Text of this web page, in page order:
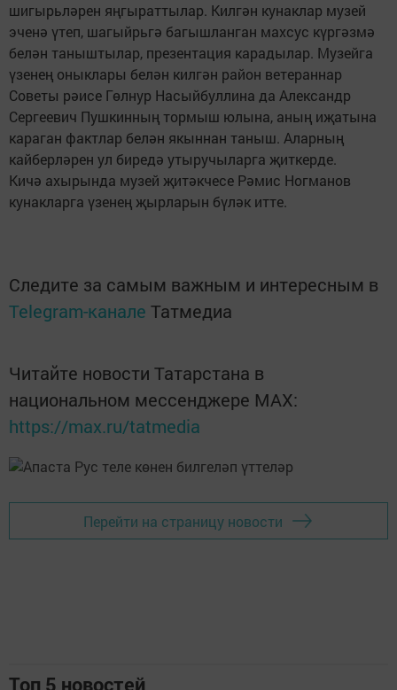
шигырьләрен яңгыраттылар. Килгән кунаклар музей
эченә үтеп, шагыйрьгә багышланган махсус күргәзмә
белән таныштылар, презентация карадылар. Музейга
үзенең оныклары белән килгән район ветераннар
Советы рәисе Гөлнур Насыйбуллина да Александр
Сергеевич Пушкинның тормыш юлына, аның иҗатына
караган фактлар белән якыннан таныш. Аларның
кайберләрен ул биредә утыручыларга җиткерде.
Кичә ахырында музей җитәкчесе Рәмис Ногманов
кунакларга үзенең җырларын бүләк итте.
Следите за самым важным и интересным в
Telegram-канале Татмедиа
Читайте новости Татарстана в
национальном мессенджере MАХ:
https://max.ru/tatmedia
Перейти на страницу новости
Топ 5 новостей